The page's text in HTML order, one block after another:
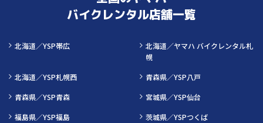
バイクレンタル店舗一覧
北海道／YSP帯広
北海道／ヤマハ バイクレンタル札
幌
北海道／YSP札幌西
青森県／YSP八戸
青森県／YSP青森
宮城県／YSP仙台
福島県／YSP福島
茨城県／YSPつくば